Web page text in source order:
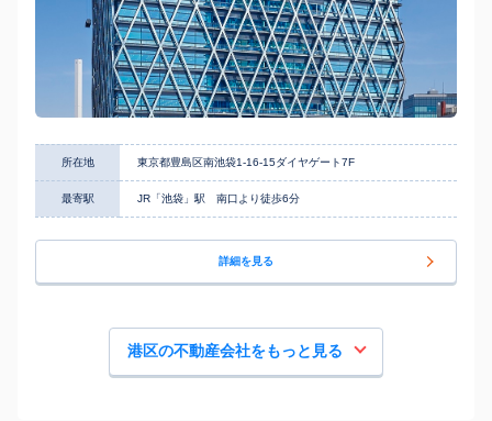
所在地 東京都豊島区南池袋1-16-15ダイヤゲート7F
最寄駅 JR「池袋」駅 南口より徒歩6分
詳細を見る
港区の不動産会社をもっと見る